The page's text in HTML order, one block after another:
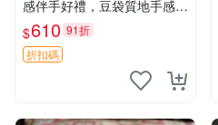
感伴手好禮，豆袋質地手感
佳，抱枕小熊 recom 推薦 白
色豆袋 玩具
$610 91折
折扣碼